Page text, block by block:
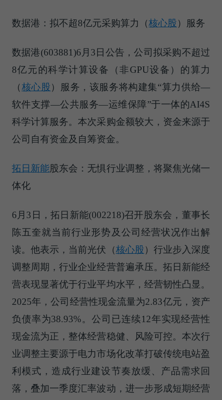
数据港：拟不超8亿元采购算力（核心股） 服务
数据港(603881)6月3日公告，公司拟采购不超过
8亿元的科学计算设备（非GPU设备）的算力
（核心股） 服务，该服务将构建集“算力供给—
软件支撑—公共服务—运维保障”于一体的AI4S
科学计算服务。本次采购金额较大，资金来源于
公司自有资金及自筹资金。
拓日新能股东会：无惧行业调整，将聚焦光储一
体化
6月3日，拓日新能(002218)召开股东会，董事长
陈五奎就当前行业形势及公司经营状况作出解
读。他表示，当前光伏（核心股） 行业步入深度
调整周期，行业企业经营普遍承压。拓日新能经
营表现显著优于行业平均水平，经营韧性凸显。
2025年，公司经营性现金流量为2.83亿元，资产
负债率为38.93%。公司已连续12年实现经营性
现金流为正，整体经营稳健、风险可控。本次行
业调整主要源于电力市场化改革打破传统电站盈
利模式，造成行业建设节奏放缓、产品需求回
落，叠加一季度汇率波动，进一步形成短期经营